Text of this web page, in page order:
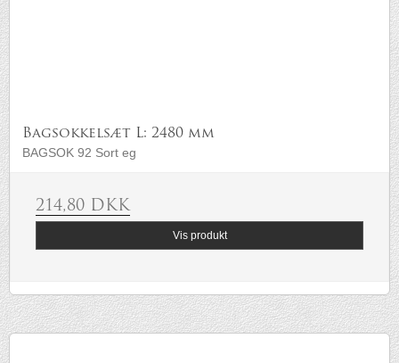
Bagsokkelsæt L: 2480 mm
BAGSOK 92 Sort eg
214,80 DKK
Vis produkt